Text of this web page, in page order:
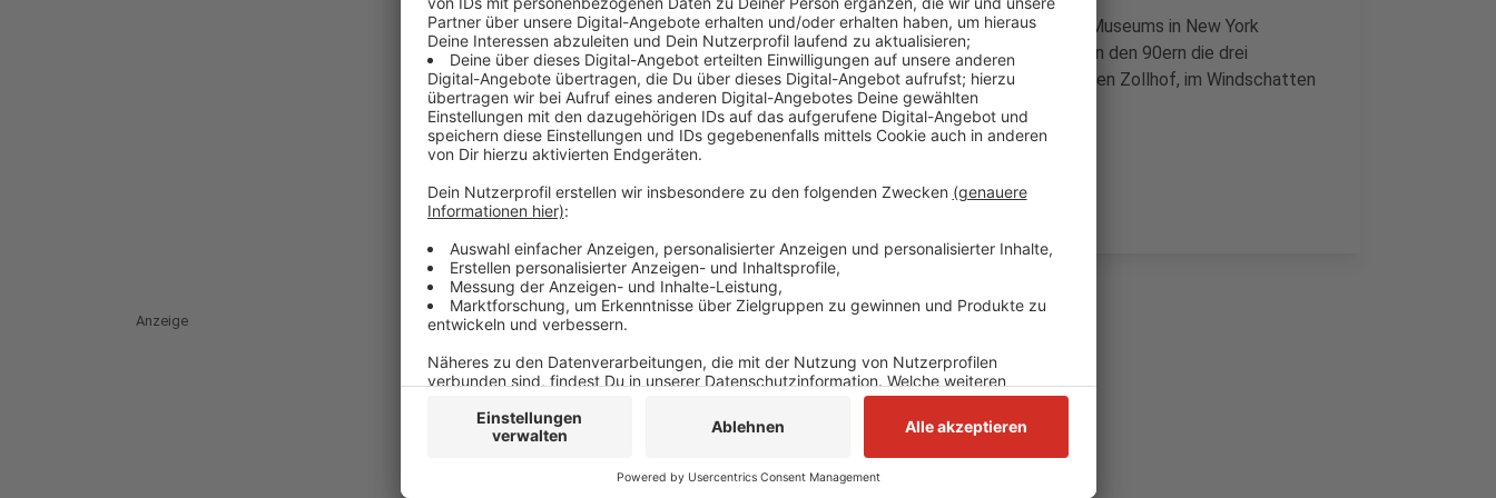
Gehry wurde unter anderem durch den Entwurf des Guggenheim-Museums in New York
bekannt. Im Düsseldorfer Medienhafen schuf der Star-Architekt in den 90ern die drei
bekannten - und nach ihm benannten - schrägen Gebäude Am Neuen Zollhof, im Windschatten
des Rheinturms.
Anzeige
Anzeige